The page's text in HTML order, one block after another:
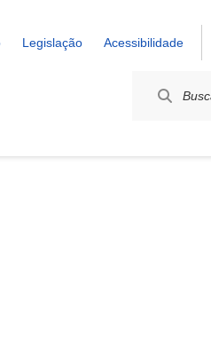
Legislação Acessibilidade